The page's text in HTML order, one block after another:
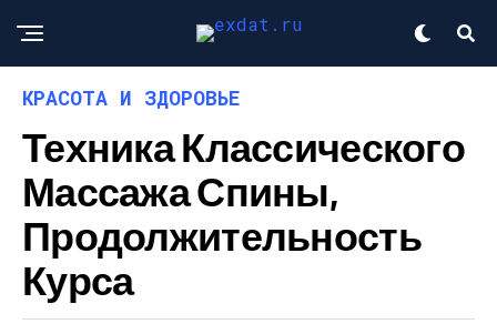
КРАСОТА И ЗДОРОВЬЕ
Техника Классического
Массажа Спины,
Продолжительность
Курса